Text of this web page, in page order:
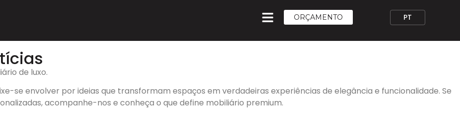
ORÇAMENTO
de luxo.
se envolver por ideias que transformam espaços em verdadeiras experiências de elegância e funcionalidade. Se
acompanhe-nos e conheça o que define mobiliário premium.